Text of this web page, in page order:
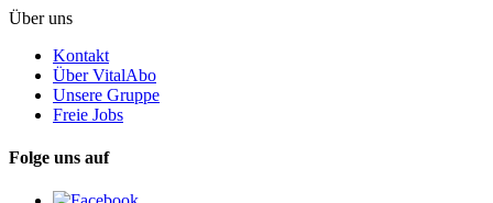
Über uns
Kontakt
Über VitalAbo
Unsere Gruppe
Freie Jobs
Folge uns auf